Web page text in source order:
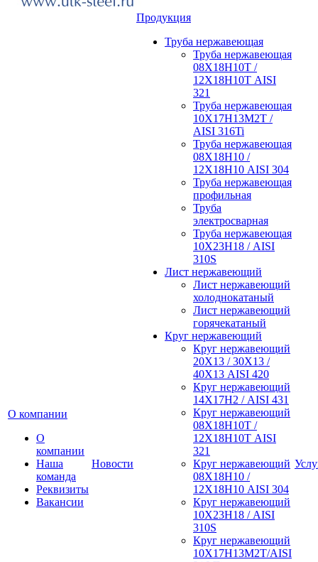
О компании
О
компании
Наша
команда
Реквизиты
Вакансии
Новости
Продукция
Труба нержавеющая
Труба нержавеющая
08Х18Н10Т /
12Х18Н10Т AISI
321
Труба нержавеющая
10Х17Н13М2Т /
AISI 316Ti
Труба нержавеющая
08Х18Н10 /
12Х18Н10 AISI 304
Труба нержавеющая
профильная
Труба
электросварная
Труба нержавеющая
10Х23Н18 / AISI
310S
Лист нержавеющий
Лист нержавеющий
холоднокатаный
Лист нержавеющий
горячекатаный
Круг нержавеющий
Круг нержавеющий
20Х13 / 30Х13 /
40Х13 AISI 420
Круг нержавеющий
14Х17Н2 / AISI 431
Круг нержавеющий
08Х18Н10Т /
12Х18Н10Т AISI
321
Круг нержавеющий
08Х18Н10 /
12Х18Н10 AISI 304
Круг нержавеющий
10Х23Н18 / AISI
310S
Круг нержавеющий
10Х17Н13М2Т/AISI